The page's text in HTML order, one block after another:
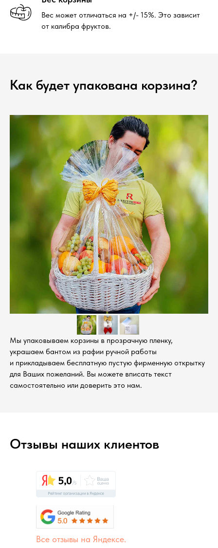
Вес может отличаться на +/- 15%. Это зависит
от калибра фруктов.
Как будет упакована корзина?
Мы упаковываем корзины в прозрачную пленку,
украшаем бантом из рафии ручной работы
и прикладываем бесплатную пустую фирменную открытку
для Ваших пожеланий. Вы можете вписать текст
самостоятельно или доверить это нам.
Отзывы наших клиентов
Все отзывы на Яндексе.